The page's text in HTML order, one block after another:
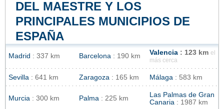
DEL MAESTRE Y LOS
PRINCIPALES MUNICIPIOS DE
ESPAÑA
Madrid : 337 km Barcelona : 190 km Valencia : 123 km el
más cerca
Sevilla : 641 km Zaragoza : 165 km Málaga : 583 km
Murcia : 300 km Palma : 225 km
Las Palmas de Gran
Canaria : 1987 km